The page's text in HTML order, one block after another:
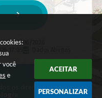
você
e
ACEITAR
PERSONALIZAR
- 19/06/2026
17:05
os direitos reservados -